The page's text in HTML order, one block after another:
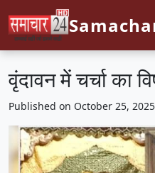
वृंदावन में चर्चा का
Published on October 25,